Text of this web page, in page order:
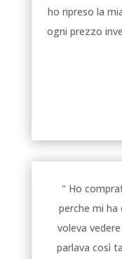
ho ripreso la
ogni prezzo
" Ho
perche mi
voleva
parlava così